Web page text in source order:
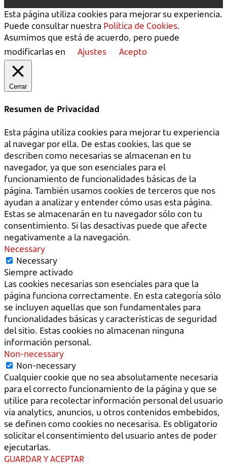
Esta página utiliza cookies para mejorar su experiencia.
Puede consultar nuestra Política de Cookies.
Asumimos que está de acuerdo, pero puede
modificarlas en
Ajustes Acepto
Cerrar
Resumen de Privacidad
Esta página utiliza cookies para mejorar tu experiencia
al navegar por ella. De estas cookies, las que se
describen como necesarias se almacenan en tu
navegador, ya que son esenciales para el
funcionamiento de funcionalidades básicas de la
página. También usamos cookies de terceros que nos
ayudan a analizar y entender cómo usas esta página.
Estas se almacenarán en tu navegador sólo con tu
consentimiento. Si las desactivas puede que afecte
negativamente a la navegación.
Necessary
Necessary
Siempre activado
Las cookies necesarias son esenciales para que la
página funciona correctamente. En esta categoría sólo
se incluyen aquellas que son fundamentales para
funcionalidades básicas y características de seguridad
del sitio. Estas cookies no almacenan ninguna
información personal.
Non-necessary
Non-necessary
Cualquier cookie que no sea absolutamente necesaria
para el correcto funcionamiento de la página y que se
utilice para recolectar información personal del usuario
vía analytics, anuncios, u otros contenidos embebidos,
se definen como cookies no necesarisa. Es obligatorio
solicitar el consentimiento del usuario antes de poder
ejecutarlas.
GUARDAR Y ACEPTAR